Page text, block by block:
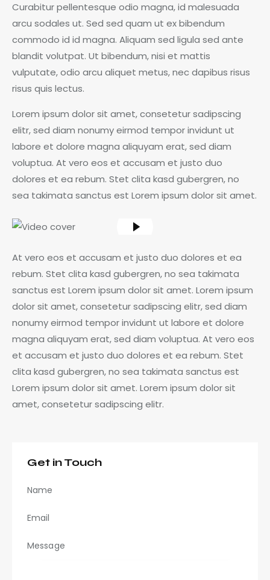
Curabitur pellentesque odio magna, id malesuada
arcu sodales ut. Sed sed quam ut ex bibendum
commodo id id magna. Aliquam sed ligula sed ante
blandit volutpat. Ut bibendum, nisi et mattis
vulputate, odio arcu aliquet metus, nec dapibus risus
risus quis lectus.
Lorem ipsum dolor sit amet, consetetur sadipscing
elitr, sed diam nonumy eirmod tempor invidunt ut
labore et dolore magna aliquyam erat, sed diam
voluptua. At vero eos et accusam et justo duo
dolores et ea rebum. Stet clita kasd gubergren, no
sea takimata sanctus est Lorem ipsum dolor sit amet.
At vero eos et accusam et justo duo dolores et ea
rebum. Stet clita kasd gubergren, no sea takimata
sanctus est Lorem ipsum dolor sit amet. Lorem ipsum
dolor sit amet, consetetur sadipscing elitr, sed diam
nonumy eirmod tempor invidunt ut labore et dolore
magna aliquyam erat, sed diam voluptua. At vero eos
et accusam et justo duo dolores et ea rebum. Stet
clita kasd gubergren, no sea takimata sanctus est
Lorem ipsum dolor sit amet. Lorem ipsum dolor sit
amet, consetetur sadipscing elitr.
Get in Touch